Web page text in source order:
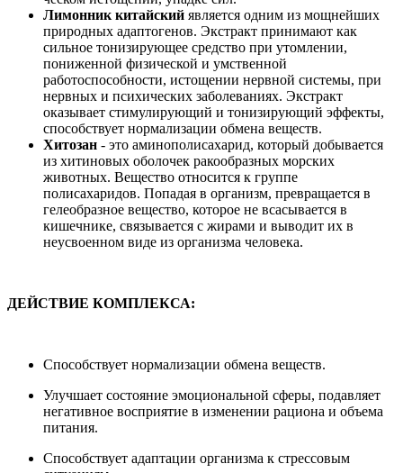
Лимонник китайский является одним из мощнейших
природных адаптогенов. Экстракт принимают как
сильное тонизирующее средство при утомлении,
пониженной физической и умственной
работоспособности, истощении нервной системы, при
нервных и психических заболеваниях. Экстракт
оказывает стимулирующий и тонизирующий эффекты,
способствует нормализации обмена веществ.
Хитозан - это аминополисахарид, который добывается
из хитиновых оболочек ракообразных морских
животных. Вещество относится к группе
полисахаридов. Попадая в организм, превращается в
гелеобразное вещество, которое не всасывается в
кишечнике, связывается с жирами и выводит их в
неусвоенном виде из организма человека.
ДЕЙСТВИЕ КОМПЛЕКСА:
Способствует нормализации обмена веществ.
Улучшает состояние эмоциональной сферы, подавляет
негативное восприятие в изменении рациона и объема
питания.
Способствует адаптации организма к стрессовым